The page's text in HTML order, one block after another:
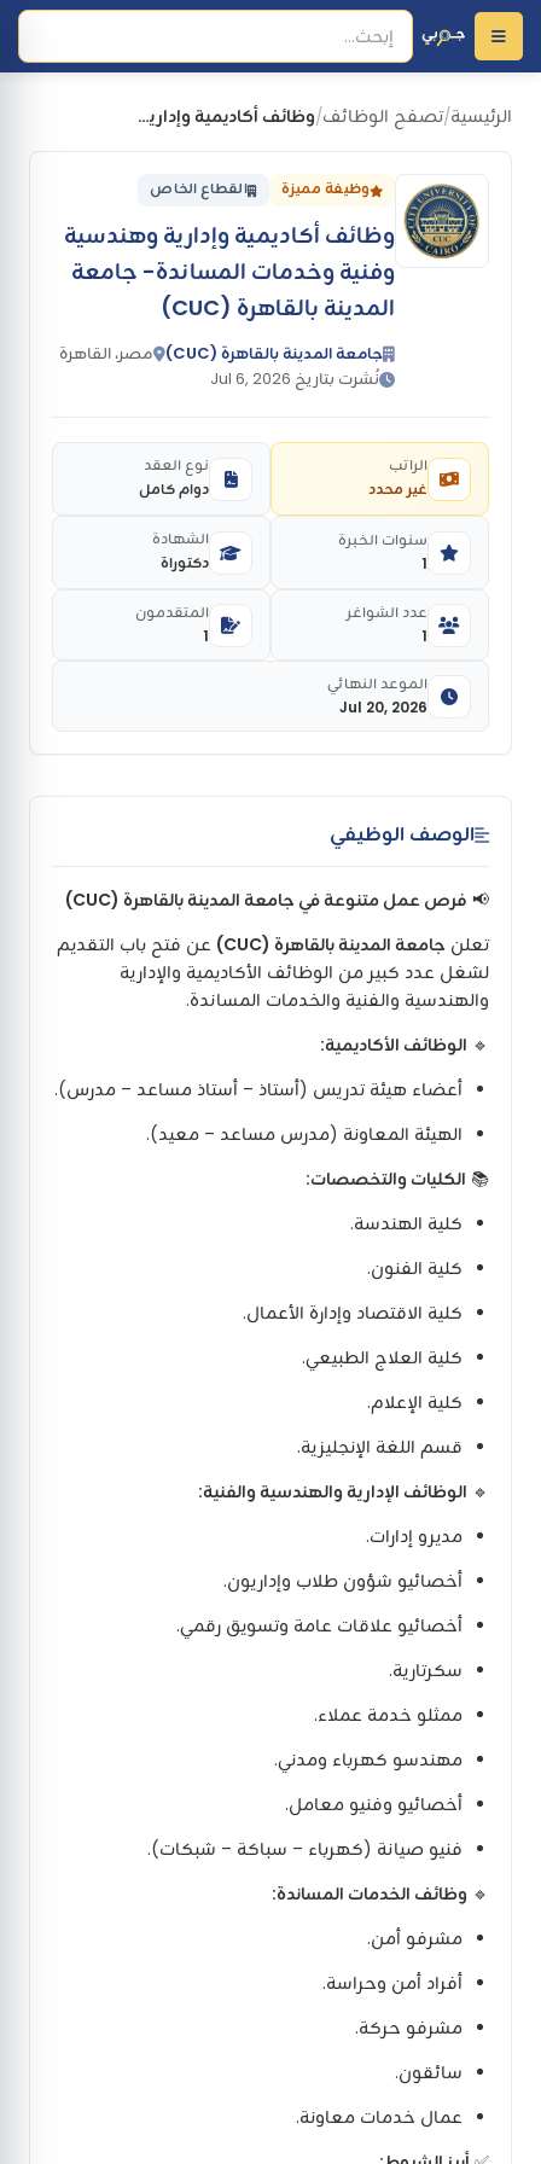
الرئيسية/تصفح الوظائف/ وظائف أكاديمية وإدارية وهندسية وفنية وخدمات المساندة- جامعة المدينة بالقاهرة (CUC)
وظيفة مميزة القطاع الخاص
وظائف أكاديمية وإدارية وهندسية
وفنية وخدمات المساندة- جامعة
المدينة بالقاهرة (CUC)
جامعة المدينة بالقاهرة (CUC)
مصر، القاهرة
نُشرت بتاريخ Jul 6, 2026
غير محدد
الراتب
دوام كامل
نوع العقد
1
سنوات الخبرة
دكتوراة
الشهادة
1
عدد الشواغر
1
المتقدمون
Jul 20, 2026
الموعد النهائي
الوصف الوظيفي
📢 فرص عمل متنوعة في جامعة المدينة بالقاهرة (CUC)
تعلن جامعة المدينة بالقاهرة (CUC)
عن فتح باب التقديم
لشغل عدد كبير من الوظائف الأكاديمية والإدارية
والهندسية والفنية والخدمات المساندة.
🔹 الوظائف الأكاديمية:
أعضاء هيئة تدريس (أستاذ – أستاذ مساعد – مدرس).
الهيئة المعاونة (مدرس مساعد – معيد).
📚 الكليات والتخصصات:
كلية الهندسة.
كلية الفنون.
كلية الاقتصاد وإدارة الأعمال.
كلية العلاج الطبيعي.
كلية الإعلام.
قسم اللغة الإنجليزية.
🔹 الوظائف الإدارية والهندسية والفنية:
مديرو إدارات.
أخصائيو شؤون طلاب وإداريون.
أخصائيو علاقات عامة وتسويق رقمي.
سكرتارية.
ممثلو خدمة عملاء.
مهندسو كهرباء ومدني.
أخصائيو وفنيو معامل.
فنيو صيانة (كهرباء – سباكة – شبكات).
🔹 وظائف الخدمات المساندة:
مشرفو أمن.
أفراد أمن وحراسة.
مشرفو حركة.
سائقون.
عمال خدمات معاونة.